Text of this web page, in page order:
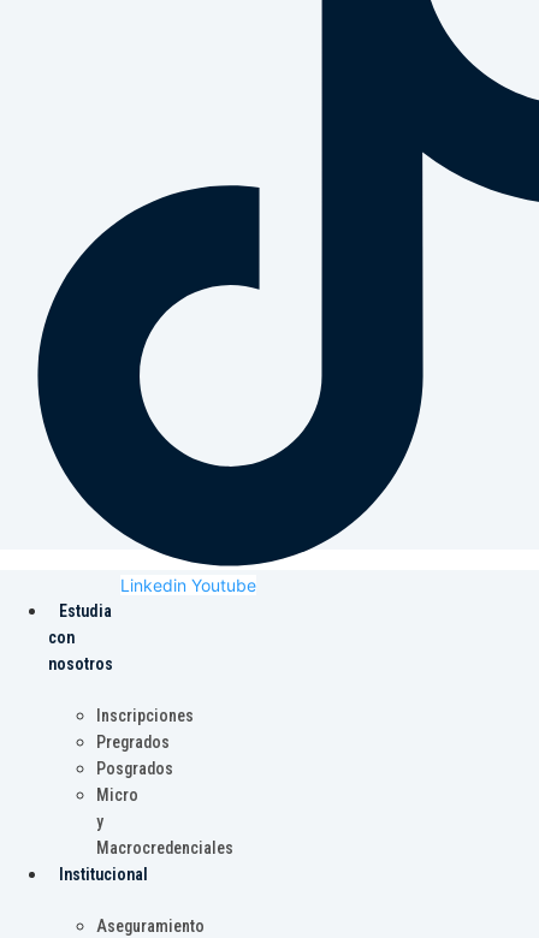
Linkedin Youtube
Estudia
con
nosotros
Inscripciones
Pregrados
Posgrados
Micro
y
Macrocredenciales
Institucional
Aseguramiento